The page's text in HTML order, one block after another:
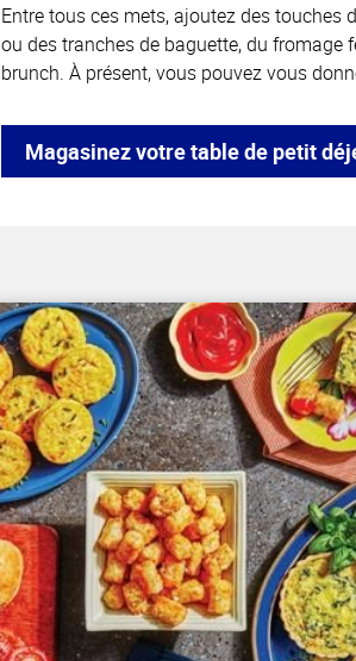
Entre tous ces mets, ajoutez des
ou des tranches de baguette, du fromage
brunch. À présent, vous pouvez vous
Magasinez votre table de petit